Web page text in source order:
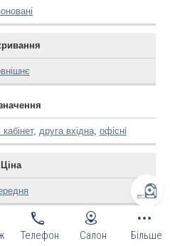
Телефон Салон Більше
кабінет, друга вхідна, офісні
Ціна